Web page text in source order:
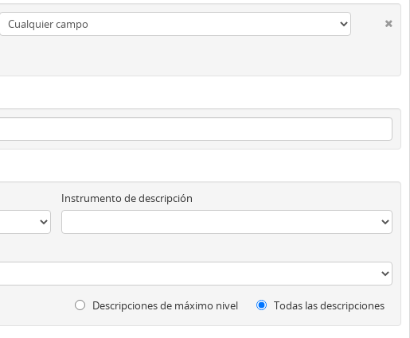
Instrumento de descripción
Descripciones de máximo nivel Todas las descripciones